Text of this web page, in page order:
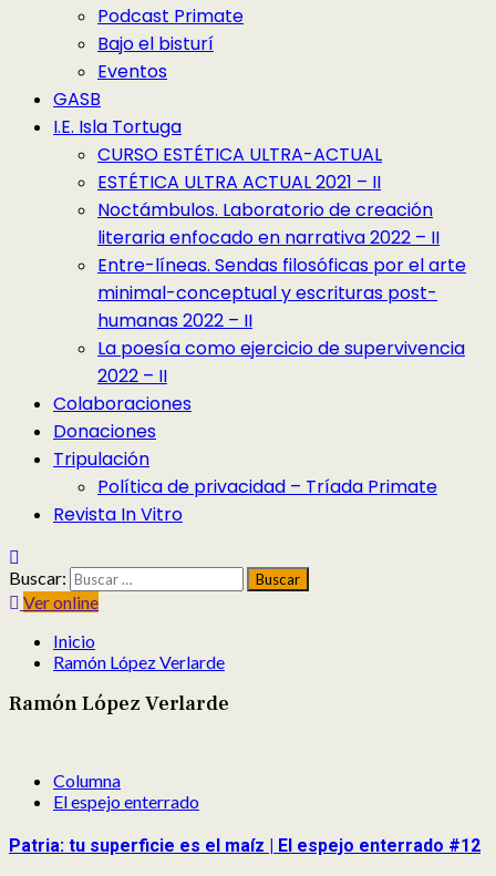
Podcast Primate
Bajo el bisturí
Eventos
GASB
I.E. Isla Tortuga
CURSO ESTÉTICA ULTRA-ACTUAL
ESTÉTICA ULTRA ACTUAL 2021 – II
Noctámbulos. Laboratorio de creación
literaria enfocado en narrativa 2022 – II
Entre-líneas. Sendas filosóficas por el arte
minimal-conceptual y escrituras post-
humanas 2022 – II
La poesía como ejercicio de supervivencia
2022 – II
Colaboraciones
Donaciones
Tripulación
Política de privacidad – Tríada Primate
Revista In Vitro
Buscar:
Ver online
Inicio
Ramón López Verlarde
Ramón López Verlarde
Columna
El espejo enterrado
Patria: tu superficie es el maíz | El espejo enterrado #12